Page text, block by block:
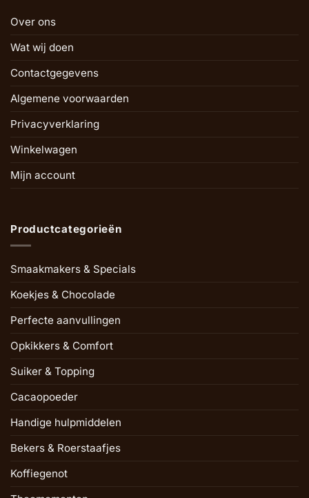
Over ons
Wat wij doen
Contactgegevens
Algemene voorwaarden
Privacyverklaring
Winkelwagen
Mijn account
Productcategorieën
Smaakmakers & Specials
Koekjes & Chocolade
Perfecte aanvullingen
Opkikkers & Comfort
Suiker & Topping
Cacaopoeder
Handige hulpmiddelen
Bekers & Roerstaafjes
Koffiegenot